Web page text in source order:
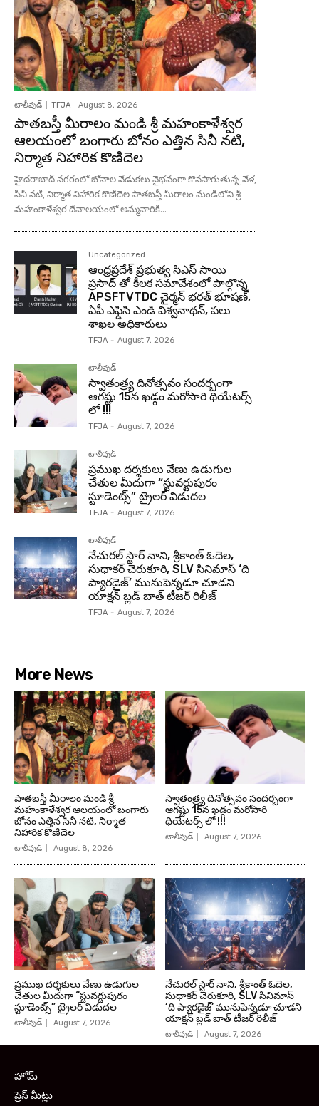
టాలీవుడ్ TFJA - August 8, 2026
పాతబస్తీ మీరాలం మండి శ్రీ మహంకాళేశ్వర
ఆలయంలో బంగారు బోనం ఎత్తిన సినీ నటి,
నిర్మాత నిహారిక కొణిదెల
హైదరాబాద్ నగరంలో బోనాల వేడుకలు వైభవంగా కొనసాగుతున్న వేళ,
సినీ నటి, నిర్మాత నిహారిక కొణిదెల పాతబస్తీ మీరాలం మండిలోని శ్రీ
మహంకాళేశ్వర దేవాలయంలో అమ్మవారికి...
Uncategorized
ఆంధ్రప్రదేశ్ ప్రభుత్వ సిఎస్ సాయి
ప్రసాద్ తో కీలక సమావేశంలో పాల్గొన్న
APSFTVTDC చైర్మన్ భరత్ భూషణ్,
ఏపీ ఎఫ్డిసి ఎండి విశ్వనాథన్, పలు
శాఖల అధికారులు
TFJA - August 7, 2026
టాలీవుడ్
స్వాతంత్ర్య దినోత్సవం సందర్బంగా
ఆగష్టు 15న ఖడ్గం మరోసారి థియేటర్స్
లో !!!
TFJA - August 7, 2026
టాలీవుడ్
ప్రముఖ దర్శకులు వేణు ఉడుగుల
చేతుల మీదుగా “స్టువర్టుపురం
స్టూడెంట్స్” ట్రైలర్ విడుదల
TFJA - August 7, 2026
టాలీవుడ్
నేచురల్ స్టార్ నాని, శ్రీకాంత్ ఓదెల,
సుధాకర్ చెరుకూరి, SLV సినిమాస్ ‘ది
ప్యారడైజ్’ మునుపెన్నడూ చూడని
యాక్షన్ బ్లడ్ బాత్ టీజర్ రిలీజ్
TFJA - August 7, 2026
More News
పాతబస్తీ మీరాలం మండి శ్రీ
మహంకాళేశ్వర ఆలయంలో బంగారు
బోనం ఎత్తిన సినీ నటి, నిర్మాత
నిహారిక కొణిదెల
టాలీవుడ్ August 8, 2026
స్వాతంత్ర్య దినోత్సవం సందర్బంగా
ఆగష్టు 15న ఖడ్గం మరోసారి
థియేటర్స్ లో !!!
టాలీవుడ్ August 7, 2026
ప్రముఖ దర్శకులు వేణు ఉడుగుల
చేతుల మీదుగా “స్టువర్టుపురం
స్టూడెంట్స్” ట్రైలర్ విడుదల
టాలీవుడ్ August 7, 2026
నేచురల్ స్టార్ నాని, శ్రీకాంత్ ఓదెల,
సుధాకర్ చెరుకూరి, SLV సినిమాస్
‘ది ప్యారడైజ్’ మునుపెన్నడూ చూడని
యాక్షన్ బ్లడ్ బాత్ టీజర్ రిలీజ్
టాలీవుడ్ August 7, 2026
హోమ్
ప్రెస్ మీట్లు